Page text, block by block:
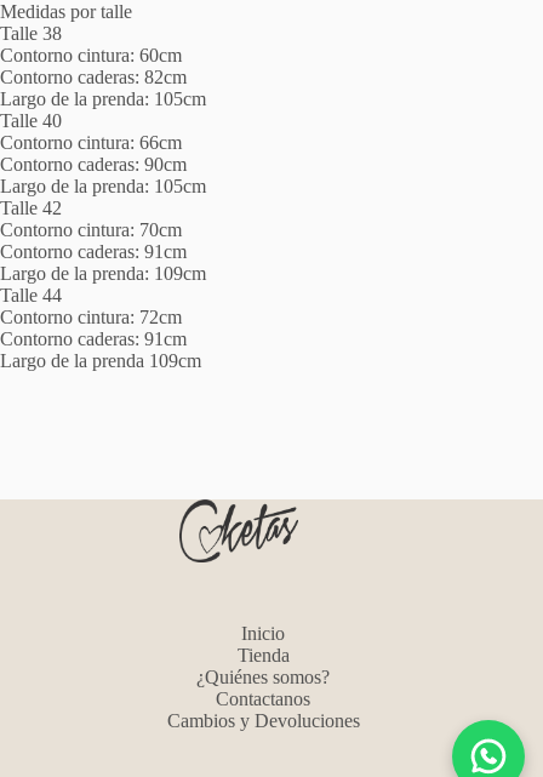
Medidas por talle
Talle 38
Contorno cintura: 60cm
Contorno caderas: 82cm
Largo de la prenda: 105cm
Talle 40
Contorno cintura: 66cm
Contorno caderas: 90cm
Largo de la prenda: 105cm
Talle 42
Contorno cintura: 70cm
Contorno caderas: 91cm
Largo de la prenda: 109cm
Talle 44
Contorno cintura: 72cm
Contorno caderas: 91cm
Largo de la prenda 109cm
Inicio
Tienda
¿Quiénes somos?
Contactanos
Cambios y Devoluciones